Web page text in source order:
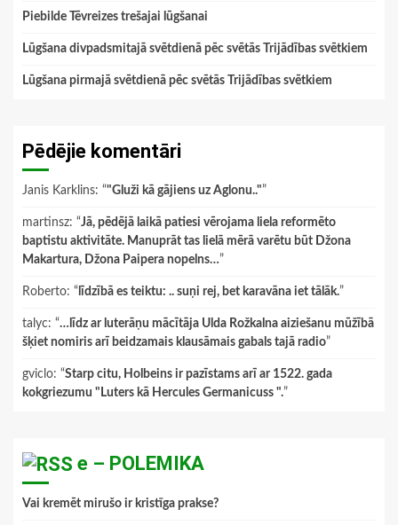
Piebilde Tēvreizes trešajai lūgšanai
Lūgšana divpadsmitajā svētdienā pēc svētās Trijādības svētkiem
Lūgšana pirmajā svētdienā pēc svētās Trijādības svētkiem
Pēdējie komentāri
Janis Karklins: “"Gluži kā gājiens uz Aglonu.."”
martinsz: “Jā, pēdējā laikā patiesi vērojama liela reformēto
baptistu aktivitāte. Manuprāt tas lielā mērā varētu būt Džona
Makartura, Džona Paipera nopelns…”
Roberto: “ līdzībā es teiktu: .. suņi rej, bet karavāna iet tālāk.”
talyc: “…līdz ar luterāņu mācītāja Ulda Rožkalna aiziešanu mūžībā
šķiet nomiris arī beidzamais klausāmais gabals tajā radio”
gviclo: “Starp citu, Holbeins ir pazīstams arī ar 1522. gada
kokgriezumu "Luters kā Hercules Germanicuss ".”
e – POLEMIKA
Vai kremēt mirušo ir kristīga prakse?